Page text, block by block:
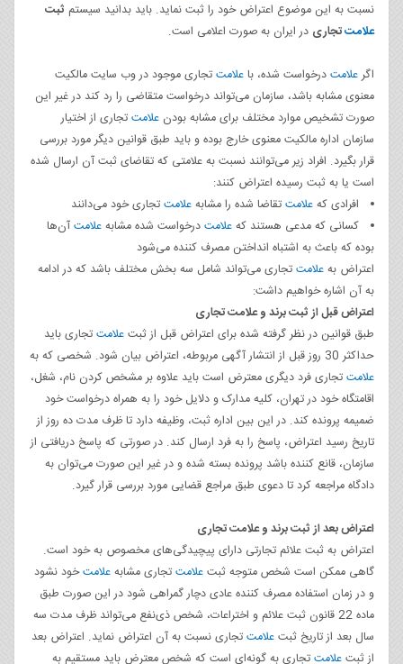
نسبت به این موضوع اعتراض خود را ثبت نماید. باید بدانید سیستم ثبت
علامتتجاری در ایران به صورت اعلامی است.
اگرعلامتدرخواست شده، باعلامتتجاری موجود در وب سایت مالکیت
معنوی مشابه باشد، سازمان می‌تواند درخواست متقاضی را رد کند در غیر این
صورت تشخیص موارد مختلف برای مشابه بودن علامتتجاری از اختیار
سازمان اداره مالکیت معنوی خارج بوده و باید طبق قوانین دیگر مورد بررسی
قرار بگیرد. افراد زیر می‌توانند نسبت به علامتی که تقاضای ثبت آن ارسال شده
است یا به ثبت رسیده اعتراض کنند:
افرادی کهعلامتتقاضا شده را مشابهعلامتتجاری خود می‌دانند
کسانی که مدعی هستند کهعلامتدرخواست شده مشابهعلامتآن‌ها
بوده که باعث به اشتباه انداختن مصرف کننده می‌شود
اعتراض بهعلامتتجاری می‌تواند شامل سه بخش مختلف باشد که در ادامه
به آن اشاره خواهیم داشت:
اعتراض قبل از ثبت برند و علامت تجاری
طبق قوانین در نظر گرفته شده برای اعتراض قبل از ثبتعلامتتجاری باید
حداکثر 30 روز قبل از انتشار آگهی مربوطه، اعتراض بیان شود. شخصی که به
علامتتجاری فرد دیگری معترض است باید علاوه بر مشخص کردن نام، شغل،
اقامتگاه خود در تهران، کلیه مدارک و دلایل خود را به همراه درخواست خود
ضمیمه پرونده کند. در این بین اداره ثبت، وظیفه دارد تا ظرف مدت ده روز از
تاریخ رسید اعتراض، پاسخ را به فرد ارسال کند. در صورتی که پاسخ دریافتی از
سازمان، قانع کننده باشد پرونده بسته شده و در غیر این صورت می‌توان به
دادگاه مراجعه کرد تا دعوی طبق مراجع قضایی مورد بررسی قرار گیرد.
اعتراض بعد از ثبت برند و علامت تجاری
اعتراض به ثبت علائم تجارتی دارای پیچیدگی‌های مخصوص به خود است.
گاهی ممکن است شخص متوجه ثبتعلامتتجاری مشابهعلامتخود نشود
و در زمان استفاده مصرف کننده عادی دچار گمراهی شود در این صورت طبق
ماده 22 قانون ثبت علائم و اختراعات، شخص ذی‌نفع می‌تواند ظرف مدت سه
سال بعد از تاریخ ثبتعلامتتجاری نسبت به آن اعتراض نماید. اعتراض بعد
از ثبتعلامتتجاری به گونه‌ای است که شخص معترض باید مستقیم به